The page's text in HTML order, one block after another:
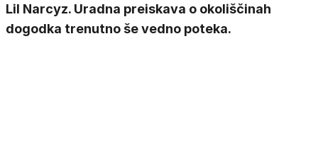
Lil Narcyz. Uradna preiskava o okoliščinah
dogodka trenutno še vedno poteka.